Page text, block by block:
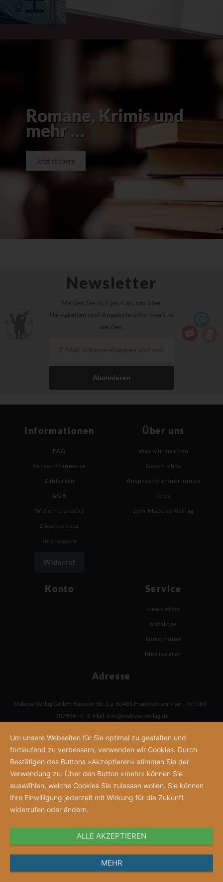
Romane, Krimis und
mehr …
Jetzt stöbern
Newsletter
Melden Sie sich jetzt an, um über
Neuigkeiten und Angebote informiert zu
werden.
Abonnieren
Informationen
FAQ
Versandhinweise
Zahlarten
AGB
Widerrufsrecht
Datenschutz
Impressum
Widerruf
Über uns
Was wir machen
Geschichte
Ansprechpartner:innen
Jobs
zum Mabuse-Verlag
Konto Service
Newsletter
Kataloge
Gutscheine
Mediadaten
Adresse
Mabuse-Verlag GmbH, Kasseler Str. 1 a, 60486 Frankfurt am Main , Tel: 069 -
707996 - 0 , E-Mail: info@mabuse-verlag.de
Um unsere Webseiten für Sie optimal zu gestalten und
fortlaufend zu verbessern, verwenden wir Cookies. Durch
Bestätigen des Buttons »Akzeptieren« stimmen Sie der
Verwendung zu. Über den Button »mehr« können Sie
auswählen, welche Cookies Sie zulassen wollen. Sie können
Ihre Einwilligung jederzeit mit Wirkung für die Zukunft
widerrufen oder ändern.
ALLE AKZEPTIEREN
MEHR